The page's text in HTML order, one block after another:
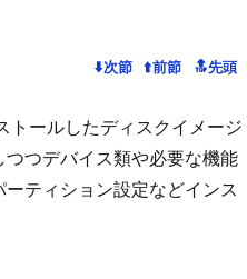
トールしたディスクイメージ
つデバイス類や必要な機能
ティション設定などインス